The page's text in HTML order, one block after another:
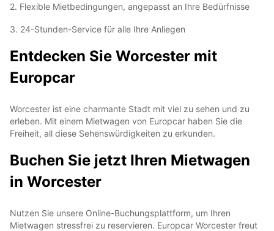
2. Flexible Mietbedingungen, angepasst an Ihre Bedürfnisse
3. 24-Stunden-Service für alle Ihre Anliegen
Entdecken Sie Worcester mit
Europcar
Worcester ist eine charmante Stadt mit viel zu sehen und zu
erleben. Mit einem Mietwagen von Europcar haben Sie die
Freiheit, all diese Sehenswürdigkeiten zu erkunden.
Buchen Sie jetzt Ihren Mietwagen
in Worcester
Nutzen Sie unsere Online-Buchungsplattform, um Ihren
Mietwagen stressfrei zu reservieren. Europcar Worcester freut